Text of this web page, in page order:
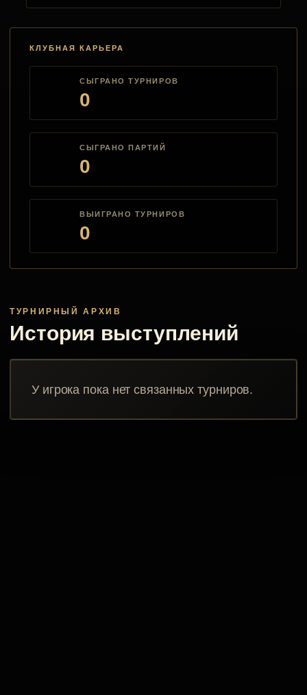
КЛУБНАЯ КАРЬЕРА
СЫГРАНО ТУРНИРОВ
0
СЫГРАНО ПАРТИЙ
0
ВЫИГРАНО ТУРНИРОВ
0
ТУРНИРНЫЙ АРХИВ
История выступлений
У игрока пока нет связанных турниров.